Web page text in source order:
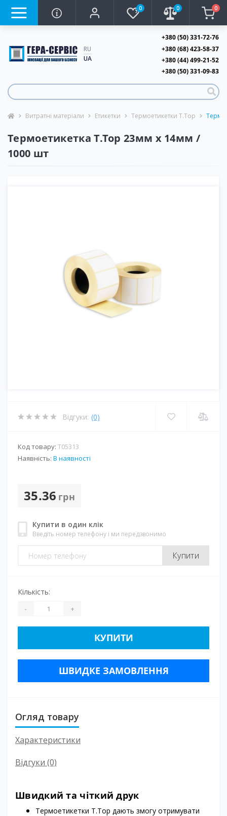
0 0 0
RU
UA
+380 (50) 331-72-76
+380 (68) 423-58-37
+380 (44) 499-21-52
+380 (50) 331-09-83
Витратні матеріали Етикетки Термоетикетки T.Top
Термоетикетка T.Top 23мм х 14мм /
1000 шт
Відгуки: (0)
Код товару: T05313
Наявність: В наявності
35.36 грн
Купити в один клік
Введіть номер телефону і ми передзвонимо
Купити
Кількість:
- +
КУПИТИ
ШВИДКЕ ЗАМОВЛЕННЯ
Огляд товару
Характеристики
Відгуки (0)
Швидкий та чіткий друк
Термоетикетки T.Top дають змогу отримувати